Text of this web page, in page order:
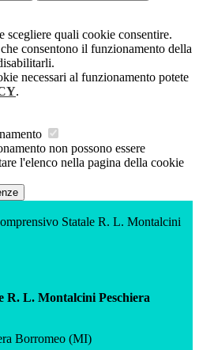
scegliere quali cookie consentire.
consentono il funzionamento della
necessari al funzionamento potete
.
non possono essere
l'elenco nella pagina della cookie
Statale R. L. Montalcini
R. L. Montalcini Peschiera
Borromeo (MI)